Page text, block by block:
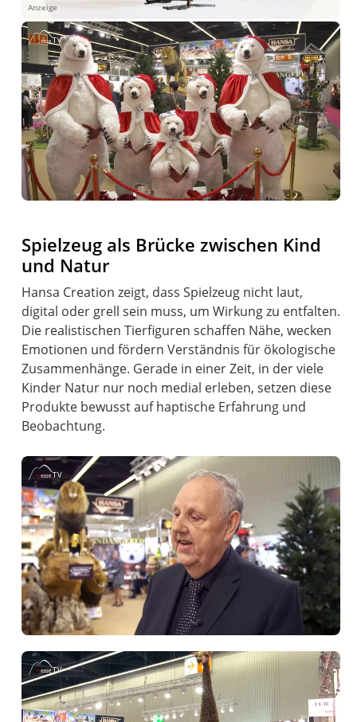
Anzeige
Spielzeug als Brücke zwischen Kind
und Natur
Hansa Creation zeigt, dass Spielzeug nicht laut,
digital oder grell sein muss, um Wirkung zu entfalten.
Die realistischen Tierfiguren schaffen Nähe, wecken
Emotionen und fördern Verständnis für ökologische
Zusammenhänge. Gerade in einer Zeit, in der viele
Kinder Natur nur noch medial erleben, setzen diese
Produkte bewusst auf haptische Erfahrung und
Beobachtung.